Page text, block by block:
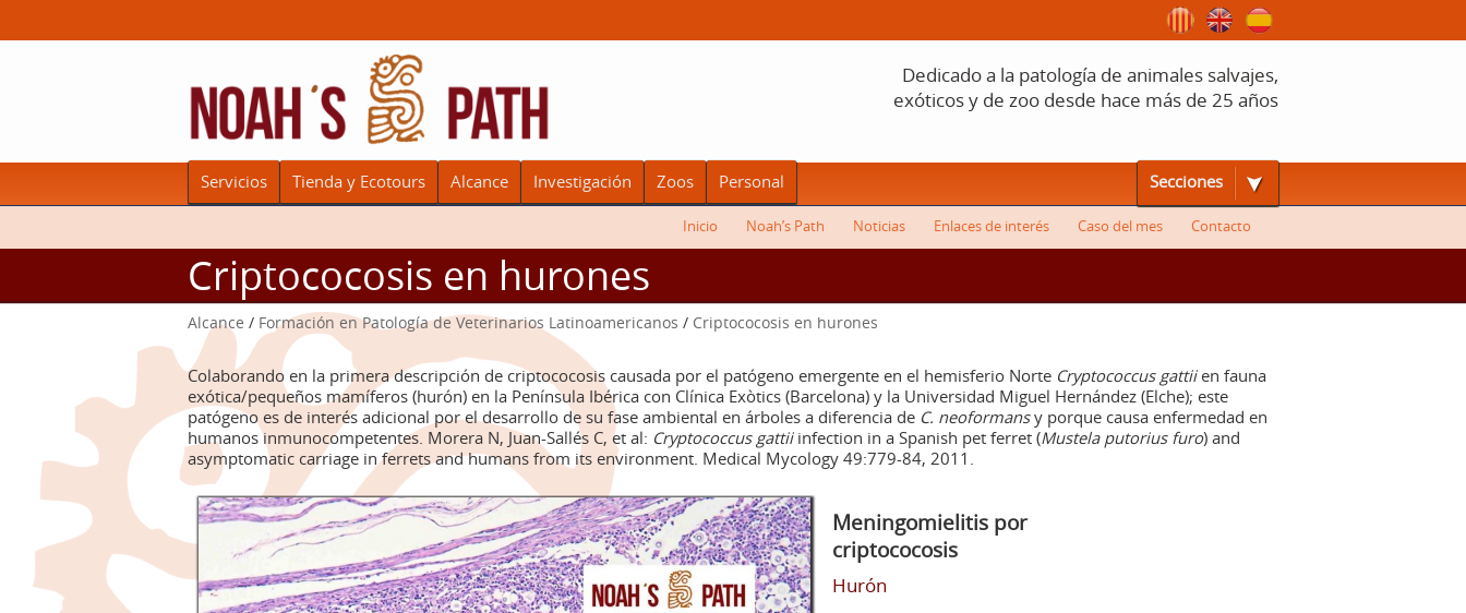
Dedicado a la patología de animales salvajes,
exóticos y de zoo desde hace más de 25 años
Servicios Tienda y Ecotours Alcance Investigación Zoos Personal Secciones
Inicio Noah’s Path Noticias Enlaces de interés Caso del mes Contacto
Criptococosis en hurones
Alcance / Formación en Patología de Veterinarios Latinoamericanos / Criptococosis en hurones
Colaborando en la primera descripción de criptococosis causada por el patógeno emergente en el hemisferio Norte Cryptococcus gattiien fauna
exótica/pequeños mamíferos (hurón) en la Península Ibérica con Clínica Exòtics (Barcelona) y la Universidad Miguel Hernández (Elche); este
patógeno es de interés adicional por el desarrollo de su fase ambiental en árboles a diferencia de C. neoformansy porque causa enfermedad en
humanos inmunocompetentes. Morera N, Juan-Sallés C, et al: Cryptococcus gattiiinfection in a Spanish pet ferret (Mustela putorius furo) and
asymptomatic carriage in ferrets and humans from its environment. Medical Mycology 49:779-84, 2011.
tinta
Meningomielitis por
criptococosis
Hurón